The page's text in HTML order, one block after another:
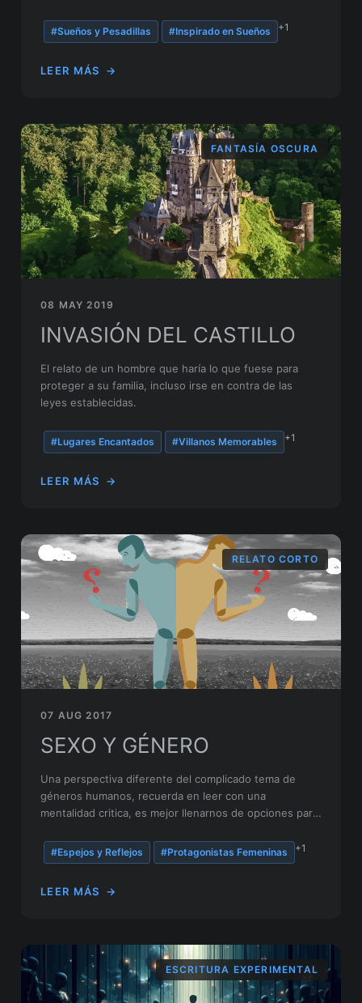
#Sueños y Pesadillas #Inspirado en Sueños +1
LEER MÁS →
FANTASÍA OSCURA
08 MAY 2019
INVASIÓN DEL CASTILLO
El relato de un hombre que haría lo que fuese para
proteger a su familia, incluso irse en contra de las
leyes establecidas.
#Lugares Encantados #Villanos Memorables +1
LEER MÁS →
RELATO CORTO
07 AUG 2017
SEXO Y GÉNERO
Una perspectiva diferente del complicado tema de
géneros humanos, recuerda en leer con una
mentalidad critica, es mejor llenarnos de opciones para
#Espejos y Reflejos #Protagonistas Femeninas +1
LEER MÁS →
ESCRITURA EXPERIMENTAL